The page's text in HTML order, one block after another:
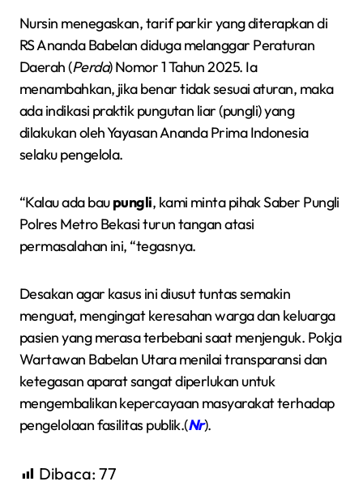
Nursin menegaskan, tarif parkir yang diterapkan di
RS Ananda Babelan diduga melanggar Peraturan
Daerah (Perda) Nomor 1 Tahun 2025. Ia
menambahkan, jika benar tidak sesuai aturan, maka
ada indikasi praktik pungutan liar (pungli) yang
dilakukan oleh Yayasan Ananda Prima Indonesia
selaku pengelola.
“Kalau ada baupungli, kami minta pihak Saber Pungli
Polres Metro Bekasi turun tangan atasi
permasalahan ini, “tegasnya.
Desakan agar kasus ini diusut tuntas semakin
menguat, mengingat keresahan warga dan keluarga
pasien yang merasa terbebani saat menjenguk. Pokja
Wartawan Babelan Utara menilai transparansi dan
ketegasan aparat sangat diperlukan untuk
mengembalikan kepercayaan masyarakat terhadap
pengelolaan fasilitas publik.(Nr).
Dibaca: 77